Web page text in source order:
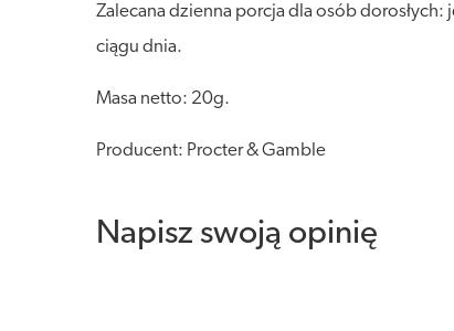
Zalecana dzienna porcja dla osób
ciągu dnia.
Masa netto: 20g.
Producent: Procter & Gamble
Napisz swoją opinię